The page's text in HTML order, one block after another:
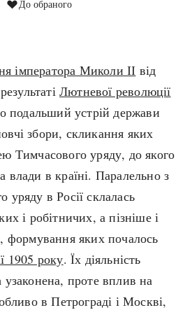
Новітня історія
Індекси
Нові статті
Популярні статті
Всі статті
Визначальні події
#Хештеги
Автори
До обраного
імператора Миколи ІІ від
Лютневої революції
подальший устрій держави
збори, скликання яких
Тимчасового уряду, до якого
влади в країні. Паралельно з
уряду в Росії склалась
і робітничих, а пізніше і
формування яких почалось
1905 року. Їх діяльність
проте вплив на
в Петрограді і Москві,